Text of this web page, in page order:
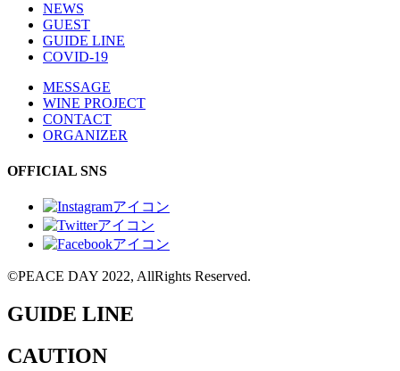
NEWS
GUEST
GUIDE LINE
COVID-19
MESSAGE
WINE PROJECT
CONTACT
ORGANIZER
OFFICIAL SNS
©️PEACE DAY 2022, AllRights Reserved.
GUIDE LINE
CAUTION